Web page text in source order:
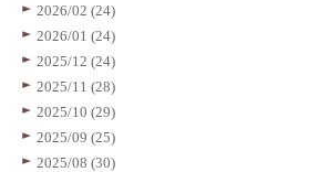
2026/02 (24)
2026/01 (24)
2025/12 (24)
2025/11 (28)
2025/10 (29)
2025/09 (25)
2025/08 (30)